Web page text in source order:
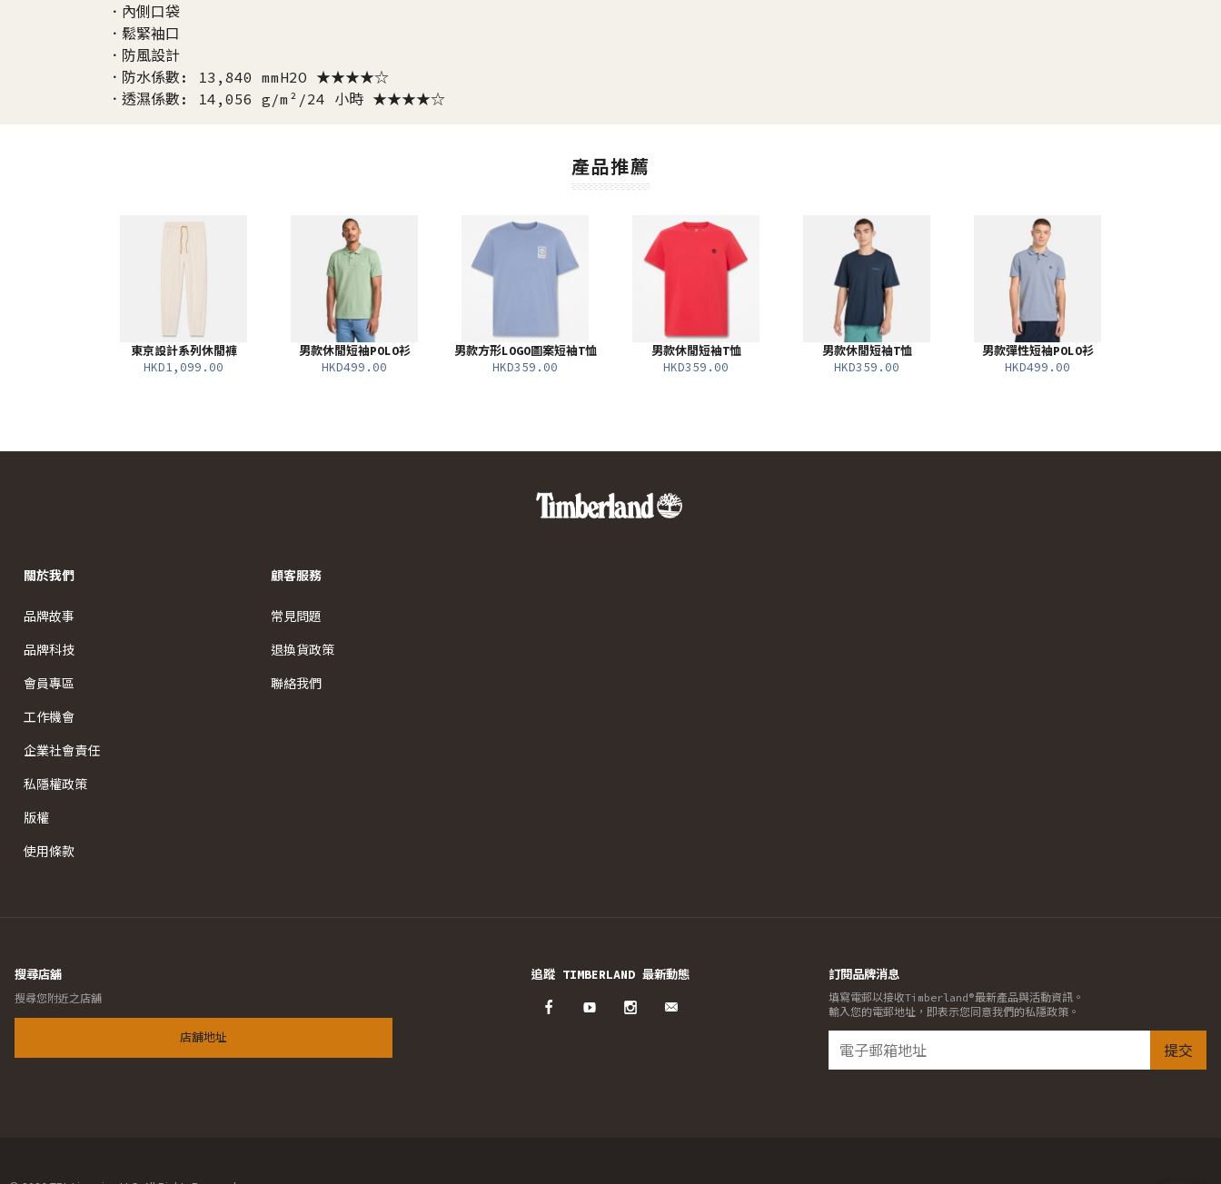
．內側口袋
．鬆緊袖口
．防風設計
．防水係數: 13,840 mmH2O ★★★★☆
．透濕係數: 14,056 g/m²/24 小時 ★★★★☆
產品推薦
東京設計系列休閒褲
HKD1,099.00
男款休閒短袖POLO衫
HKD499.00
男款方形LOGO圖案短袖T恤
HKD359.00
男款休閒短袖T恤
HKD359.00
男款休閒短袖T恤
HKD359.00
男款彈性短袖POLO衫
HKD499.00
關於我們
品牌故事
品牌科技
會員專區
工作機會
企業社會責任
私隱權政策
版權
使用條款
顧客服務
常見問題
退換貨政策
聯絡我們
搜尋店舖
搜尋您附近之店舖
店舖地址
追蹤 TIMBERLAND 最新動態 訂閱品牌消息
填寫電郵以接收Timberland®最新產品與活動資訊。
輸入您的電郵地址，即表示您同意我們的私隱政策。
提交